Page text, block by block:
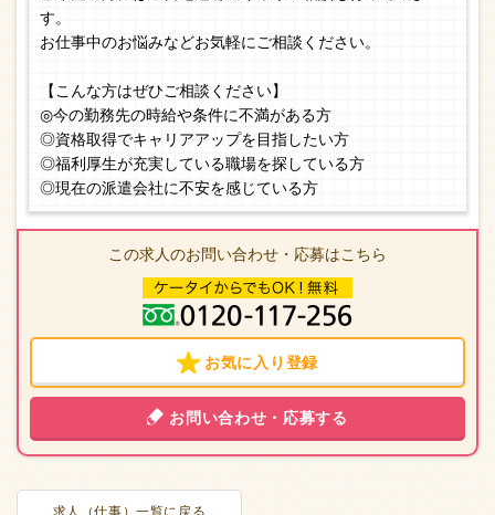
す。
お仕事中のお悩みなどお気軽にご相談ください。
【こんな方はぜひご相談ください】
◎今の勤務先の時給や条件に不満がある方
◎資格取得でキャリアアップを目指したい方
◎福利厚生が充実している職場を探している方
◎現在の派遣会社に不安を感じている方
この求人のお問い合わせ・応募はこちら
お気に入り登録
お問い合わせ・応募する